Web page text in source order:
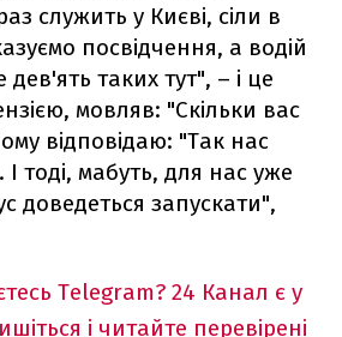
служить у Києві, сіли в
посвідчення, а водій
таких тут", – і це
мовляв: "Скільки вас
відповідаю: "Так нас
тоді, мабуть, для нас уже
доведеться запускати",
Telegram? 24 Канал є у
і читайте перевірені